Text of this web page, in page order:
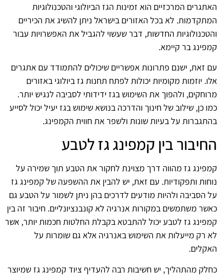
האתגרים המרכזיים הוא זמינות הגז הביולוגי והטכנולוגיות
המתקדמות. לא בכל האזורים בישראל ניתן להשיג את הכיריים
והטכנולוגיות החדשות, דבר שעשוי להגביל את האפשרויות עבור
קמפינג בר קיימא.
עם זאת, ישנם פתרונות אפשריים שיכולים להתמודד עם אתגרים
אלו. יוזמות מקומיות יכולות לפתח תחנות גז ביולוגי באזורים
מרוחקים, ולהפוך את השימוש בגז ידידותי לסביבה לנגיש יותר.
כמו כן, שילוב של חינוך והדרכה בנושא שימוש בגז יעיל יכול לסייע
בהתגברות על בעיות שונות ולשפר את חווית הקמפינג.
החיבור בין קמפינג גז לטבע
קמפינג גז מהווה דרך מצוינת לחקור את הטבע תוך שמירה על
נוחות ותפקודיות. עם זאת, יש להבין את ההשפעה של קמפינג גז
על הסביבה ולהיות מודעים לדרכים בהן ניתן לשמור על הטבע גם
כאשר משתמשים במקורות אנרגיה לא קונבנציונליים. חיבור זה בין
קמפינג גז לטבע יכול להתבטא בקבלת החלטות חכמות יותר, אשר
לא רק מייעלות את השימוש באנרגיה אלא גם שומרות על
האקלים.
כחלק מהתהליך, יש חשיבות רבה להעדיף ציוד קמפינג גז שמיוצר